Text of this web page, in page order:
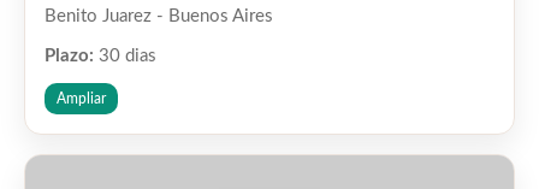
Benito Juarez - Buenos Aires
Plazo: 30 dias
Ampliar